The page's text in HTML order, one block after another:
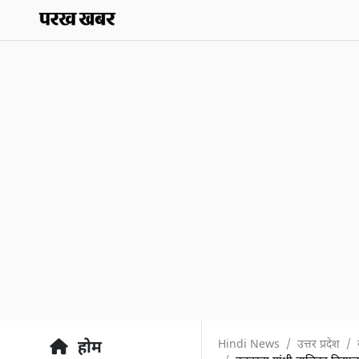
होम
Hindi News उत्तर प्रदेश